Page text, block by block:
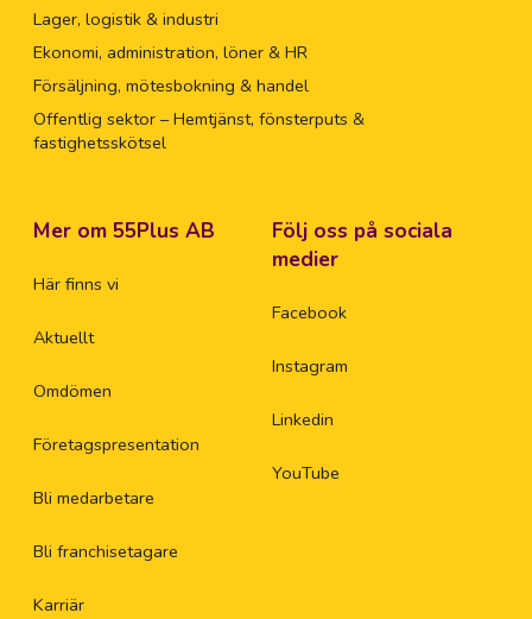
Lager, logistik & industri
Ekonomi, administration, löner & HR
Försäljning, mötesbokning & handel
Offentlig sektor – Hemtjänst, fönsterputs &
fastighetsskötsel
Mer om 55Plus AB
Här finns vi
Aktuellt
Omdömen
Företagspresentation
Bli medarbetare
Bli franchisetagare
Karriär
Följ oss på sociala
medier
Facebook
Instagram
Linkedin
YouTube